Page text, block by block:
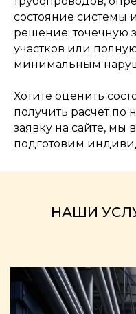
состояние системы
решение: точечную
участков или
минимальным
Хотите оценить
получить расчёт по
заявку на сайте, мы
подготовим
НАШИ